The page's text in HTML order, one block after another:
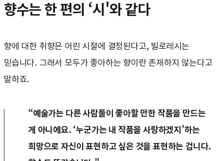
향수는 한 편의 ‘시'와 같다
향에 대한 취향은 어린 시절에 결정된다고, 빌로레시는
믿습니다. 그래서 모두가 좋아하는 향이란 존재하지 않는다고
말하죠.
“예술가는 다른 사람들이 좋아할 만한 작품을 만드는
게 아니에요. ‘누군가는 내 작품을 사랑하겠지’하는
희망으로 자신이 표현하고 싶은 것을 표현하는 겁니다.